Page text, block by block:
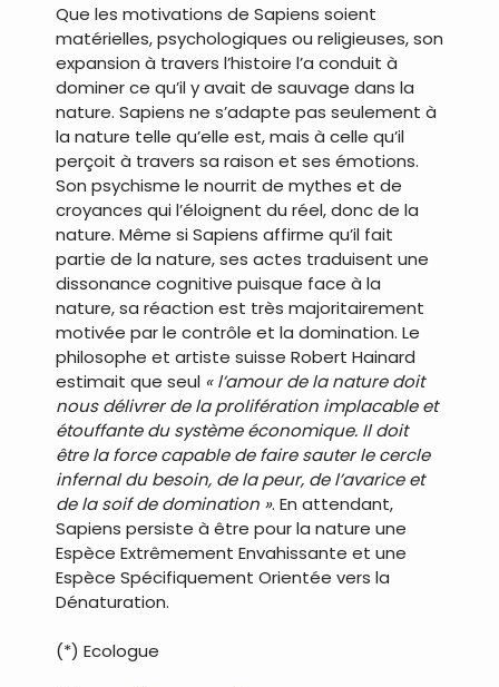
Que les motivations de Sapiens soient
matérielles, psychologiques ou religieuses, son
expansion à travers l’histoire l’a conduit à
dominer ce qu’il y avait de sauvage dans la
nature. Sapiens ne s’adapte pas seulement à
la nature telle qu’elle est, mais à celle qu’il
perçoit à travers sa raison et ses émotions.
Son psychisme le nourrit de mythes et de
croyances qui l’éloignent du réel, donc de la
nature. Même si Sapiens affirme qu’il fait
partie de la nature, ses actes traduisent une
dissonance cognitive puisque face à la
nature, sa réaction est très majoritairement
motivée par le contrôle et la domination. Le
philosophe et artiste suisse Robert Hainard
estimait que seul « l’amour de la nature doit
nous délivrer de la prolifération implacable et
étouffante du système économique. Il doit
être la force capable de faire sauter le cercle
infernal du besoin, de la peur, de l’avarice et
de la soif de domination ». En attendant,
Sapiens persiste à être pour la nature une
Espèce Extrêmement Envahissante et une
Espèce Spécifiquement Orientée vers la
Dénaturation.
(*) Ecologue